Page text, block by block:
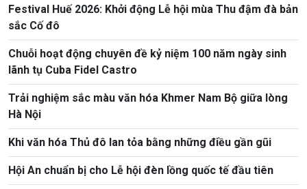
Festival Huế 2026: Khởi động Lễ hội mùa Thu đậm đà bản
sắc Cố đô
Chuỗi hoạt động chuyên đề kỷ niệm 100 năm ngày sinh
lãnh tụ Cuba Fidel Castro
Trải nghiệm sắc màu văn hóa Khmer Nam Bộ giữa lòng
Hà Nội
Khi văn hóa Thủ đô lan tỏa bằng những điều gần gũi
Hội An chuẩn bị cho Lễ hội đèn lồng quốc tế đầu tiên